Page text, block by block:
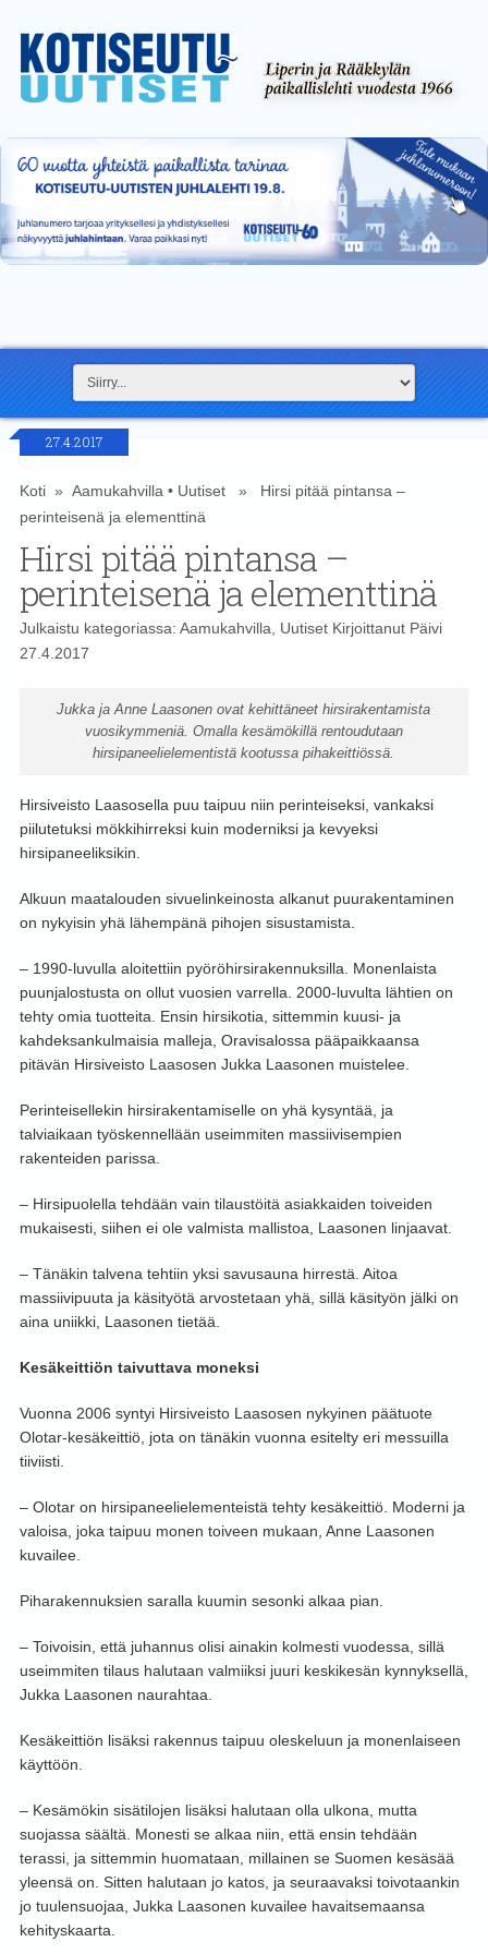
27.4.2017
Koti» Aamukahvilla• Uutiset» Hirsi pitää pintansa –
perinteisenä ja elementtinä
Hirsi pitää pintansa –
perinteisenä ja elementtinä
Julkaistu kategoriassa: Aamukahvilla, UutisetKirjoittanut Päivi
27.4.2017
Jukka ja Anne Laasonen ovat kehittäneet hirsirakentamista
vuosikymmeniä. Omalla kesämökillä rentoudutaan
hirsipaneelielementistä kootussa pihakeittiössä.
Hirsiveisto Laasosella puu taipuu niin perinteiseksi, vankaksi
piilutetuksi mökkihirreksi kuin moderniksi ja kevyeksi
hirsipaneeliksikin.
Alkuun maatalouden sivuelinkeinosta alkanut puurakentaminen
on nykyisin yhä lähempänä pihojen sisustamista.
– 1990-luvulla aloitettiin pyöröhirsirakennuksilla. Monenlaista
puunjalostusta on ollut vuosien varrella. 2000-luvulta lähtien on
tehty omia tuotteita. Ensin hirsikotia, sittemmin kuusi- ja
kahdeksankulmaisia malleja, Oravisalossa pääpaikkaansa
pitävän Hirsiveisto Laasosen Jukka Laasonen muistelee.
Perinteisellekin hirsirakentamiselle on yhä kysyntää, ja
talviaikaan työskennellään useimmiten massiivisempien
rakenteiden parissa.
– Hirsipuolella tehdään vain tilaustöitä asiakkaiden toiveiden
mukaisesti, siihen ei ole valmista mallistoa, Laasonen linjaavat.
– Tänäkin talvena tehtiin yksi savusauna hirrestä. Aitoa
massiivipuuta ja käsityötä arvostetaan yhä, sillä käsityön jälki on
aina uniikki, Laasonen tietää.
Kesäkeittiön taivuttava moneksi
Vuonna 2006 syntyi Hirsiveisto Laasosen nykyinen päätuote
Olotar-kesäkeittiö, jota on tänäkin vuonna esitelty eri messuilla
tiiviisti.
– Olotar on hirsipaneelielementeistä tehty kesäkeittiö. Moderni ja
valoisa, joka taipuu monen toiveen mukaan, Anne Laasonen
kuvailee.
Piharakennuksien saralla kuumin sesonki alkaa pian.
– Toivoisin, että juhannus olisi ainakin kolmesti vuodessa, sillä
useimmiten tilaus halutaan valmiiksi juuri keskikesän kynnyksellä,
Jukka Laasonen naurahtaa.
Kesäkeittiön lisäksi rakennus taipuu oleskeluun ja monenlaiseen
käyttöön.
– Kesämökin sisätilojen lisäksi halutaan olla ulkona, mutta
suojassa säältä. Monesti se alkaa niin, että ensin tehdään
terassi, ja sittemmin huomataan, millainen se Suomen kesäsää
yleensä on. Sitten halutaan jo katos, ja seuraavaksi toivotaankin
jo tuulensuojaa, Jukka Laasonen kuvailee havaitsemaansa
kehityskaarta.